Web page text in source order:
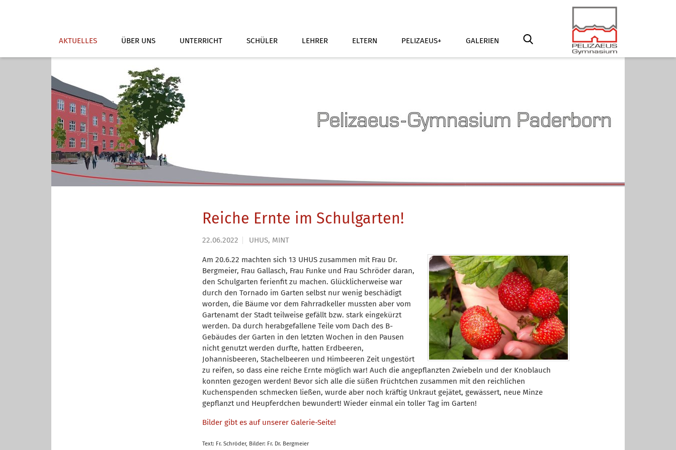
AKTUELLES ÜBER UNS UNTERRICHT SCHÜLER LEHRER ELTERN PELIZAEUS+ GALERIEN
Reiche Ernte im Schulgarten!
22.06.2022 UHUS, MINT
Am 20.6.22 machten sich 13 UHUS zusammen mit Frau Dr.
Bergmeier, Frau Gallasch, Frau Funke und Frau Schröder daran,
den Schulgarten ferienfit zu machen. Glücklicherweise war
durch den Tornado im Garten selbst nur wenig beschädigt
worden, die Bäume vor dem Fahrradkeller mussten aber vom
Gartenamt der Stadt teilweise gefällt bzw. stark eingekürzt
werden. Da durch herabgefallene Teile vom Dach des B-
Gebäudes der Garten in den letzten Wochen in den Pausen
nicht genutzt werden durfte, hatten Erdbeeren,
Johannisbeeren, Stachelbeeren und Himbeeren Zeit ungestört
zu reifen, so dass eine reiche Ernte möglich war! Auch die angepflanzten Zwiebeln und der Knoblauch
konnten gezogen werden! Bevor sich alle die süßen Früchtchen zusammen mit den reichlichen
Kuchenspenden schmecken ließen, wurde aber noch kräftig Unkraut gejätet, gewässert, neue Minze
gepflanzt und Heupferdchen bewundert! Wieder einmal ein toller Tag im Garten!
Bilder gibt es auf unserer Galerie-Seite!
Text: Fr. Schröder, Bilder: Fr. Dr. Bergmeier